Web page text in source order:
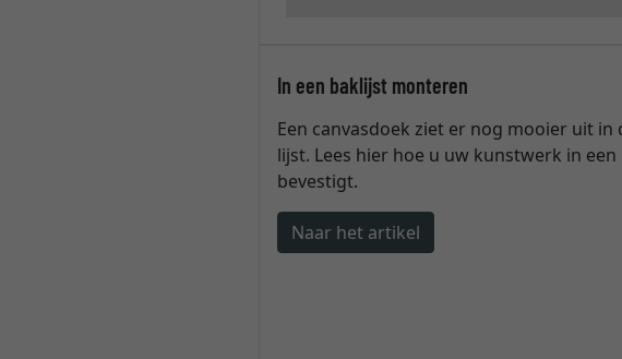
In een baklijst monteren
Een canvasdoek ziet er nog mooier uit in
lijst. Lees hier hoe u uw kunstwerk in
bevestigt.
Naar het artikel